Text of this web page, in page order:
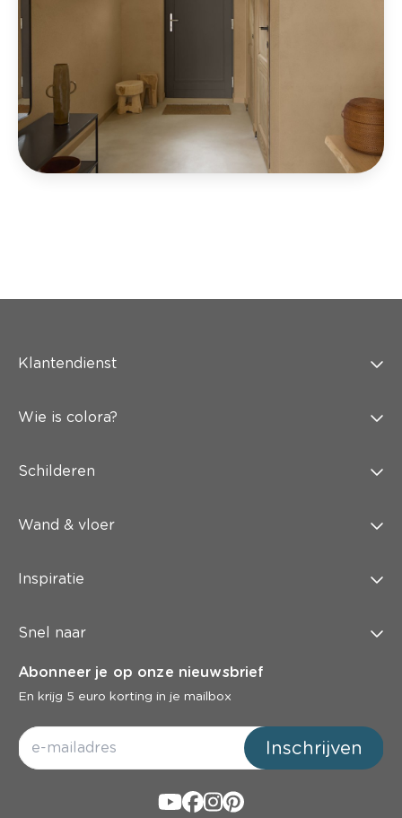
Klantendienst
Wie is colora?
Schilderen
Wand & vloer
Inspiratie
Snel naar
Abonneer je op onze nieuwsbrief
En krijg 5 euro korting in je mailbox
Inschrijven